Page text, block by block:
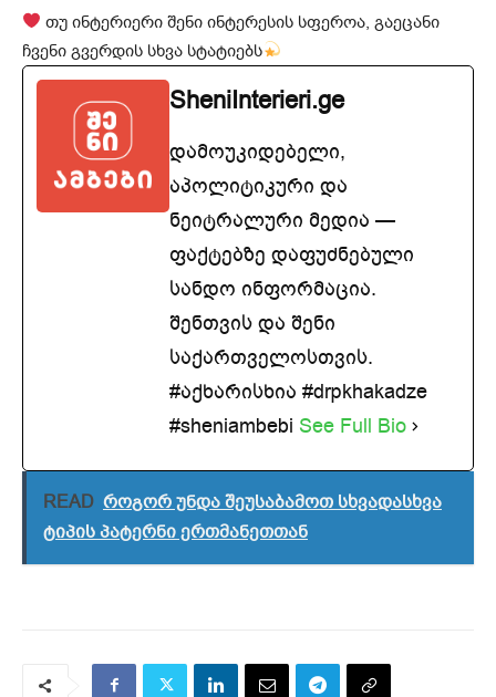
თუ ინტერიერი შენი ინტერესის სფეროა, გაეცანი
ჩვენი გვერდის სხვა სტატიებს
SheniInterieri.ge
დამოუკიდებელი,
აპოლიტიკური და
ნეიტრალური მედია —
ფაქტებზე დაფუძნებული
სანდო ინფორმაცია.
შენთვის და შენი
საქართველოსთვის.
#აქხარისხია #drpkhakadze
#sheniambebi See Full Bio
READ როგორ უნდა შეუსაბამოთ სხვადასხვა
ტიპის პატერნი ერთმანეთთან